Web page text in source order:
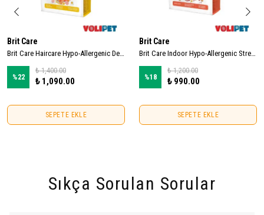
Brit Care
Brit Care Haircare Hypo-Allergenic Deri ve Tüy Sağlığı için Tahılsız Yetişkin Kedi Maması 2kg
%22
₺ 1,400.00
₺ 1,090.00
SEPETE EKLE
Brit Care
Brit Care Indoor Hypo-Allergenic Stres Azaltıcı Ev Kedileri için Tahılsız Yetişkin Kedi Maması 2kg
%18
₺ 1,200.00
₺ 990.00
SEPETE EKLE
Sıkça Sorulan Sorular